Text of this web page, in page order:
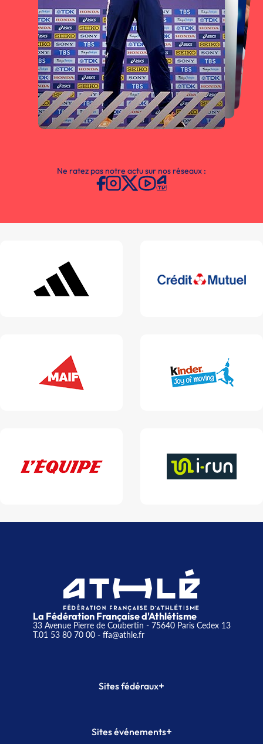
Ne ratez pas notre actu sur nos réseaux :
La Fédération Française d'Athlétisme
33 Avenue Pierre de Coubertin - 75640 Paris Cedex 13
T.01 53 80 70 00- ffa@athle.fr
Sites fédéraux+
Plateforme Formation
Sites événements+